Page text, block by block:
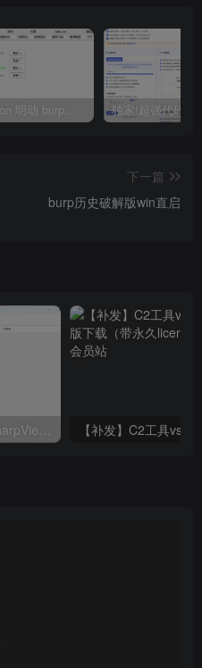
mingdon 明动 burp插件0.2.6版本 本地时间校验去除版
下一篇
burp历史破解版win直启